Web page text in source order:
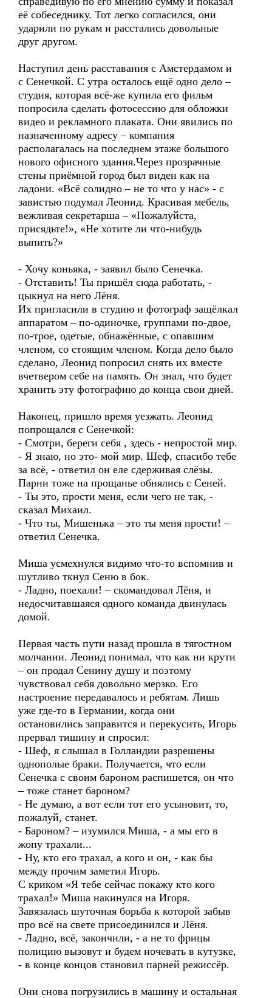
её собеседнику. Тот легко согласился, они
ударили по рукам и расстались довольные
друг другом.
Наступил день расставания с Амстердамом и
с Сенечкой. С утра осталось ещё одно дело –
студия, которая всё-же купила его фильм
попросила сделать фотосессию для обложки
видео и рекламного плаката. Они явились по
назначенному адресу – компания
располагалась на последнем этаже большого
нового офисного здания.Через прозрачные
стены приёмной город был виден как на
ладони. «Всё солидно – не то что у нас» - с
завистью подумал Леонид. Красивая мебель,
вежливая секретарша – «Пожалуйста,
присядьте!», «Не хотите ли что-нибудь
выпить?»
- Хочу коньяка, - заявил было Сенечка.
- Отставить! Ты пришёл сюда работать, -
цыкнул на него Лёня.
Их пригласили в студию и фотограф защёлкал
аппаратом – по-одиночке, группами по-двое,
по-трое, одетые, обнажённые, с опавшим
членом, со стоящим членом. Когда дело было
сделано, Леонид попросил снять их вместе
вчетвером себе на память. Он знал, что будет
хранить эту фотографию до конца свои дней.
Наконец, пришло время уезжать. Леонид
попрощался с Сенечкой:
- Смотри, береги себя , здесь - непростой мир.
- Я знаю, но это- мой мир. Шеф, спасибо тебе
за всё, - ответил он еле сдерживая слёзы.
Парни тоже на прощанье обнялись с Сеней.
- Ты это, прости меня, если чего не так, -
сказал Михаил.
- Что ты, Мишенька – это ты меня прости! –
ответил Сенечка.
Миша усмехнулся видимо что-то вспомнив и
шутливо ткнул Сеню в бок.
- Ладно, поехали! – скомандовал Лёня, и
недосчитавшаяся одного команда двинулась
домой.
Первая часть пути назад прошла в тягостном
молчании. Леонид понимал, что как ни крути
– он продал Сенину душу и поэтому
чувствовал себя довольно мерзко. Его
настроение передавалось и ребятам. Лишь
уже где-то в Германии, когда они
остановились заправится и перекусить, Игорь
прервал тишину и спросил:
- Шеф, я слышал в Голландии разрешены
однополые браки. Получается, что если
Сенечка с своим бароном распишется, он что
– тоже станет бароном?
- Не думаю, а вот если тот его усыновит, то,
пожалуй, станет.
- Бароном? – изумился Миша, - а мы его в
жопу трахали...
- Ну, кто его трахал, а кого и он, - как бы
между прочим заметил Игорь.
С криком «Я тебе сейчас покажу кто кого
трахал!» Миша накинулся на Игоря.
Завязалась шуточная борьба к которой забыв
про всё на свете присоединился и Лёня.
- Ладно, всё, закончили, - а не то фрицы
полицию вызовут и будем ночевать в кутузке,
- в конце концов становил парней режиссёр.
Они снова погрузились в машину и остальная